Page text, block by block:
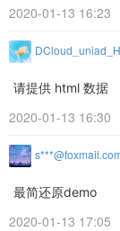
2020-01-13 16:23
请提供 html 数据
2020-01-13 16:30
最简还原demo
2020-01-13 17:05